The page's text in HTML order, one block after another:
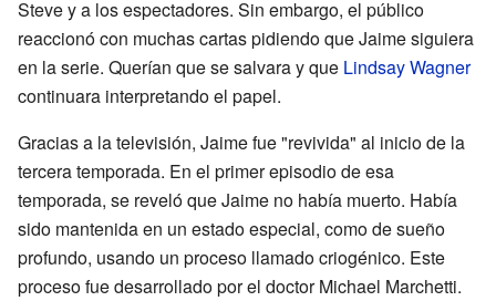
Steve y a los espectadores. Sin embargo, el público
reaccionó con muchas cartas pidiendo que Jaime siguiera
en la serie. Querían que se salvara y que Lindsay Wagner
continuara interpretando el papel.
Gracias a la televisión, Jaime fue "revivida" al inicio de la
tercera temporada. En el primer episodio de esa
temporada, se reveló que Jaime no había muerto. Había
sido mantenida en un estado especial, como de sueño
profundo, usando un proceso llamado criogénico. Este
proceso fue desarrollado por el doctor Michael Marchetti.